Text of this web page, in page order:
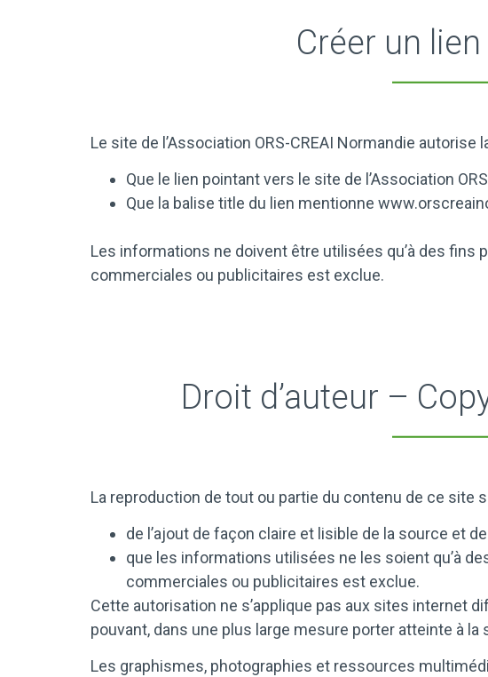
Créer un
Le site de l’Association ORS-CREAI Normandie
Que le lien pointant vers le site de l’Association
Que la balise title du lien mentionne
Les informations ne doivent être utilisées qu’à des
commerciales ou publicitaires est exclue.
Droit d’auteur –
La reproduction de tout ou partie du contenu de ce
de l’ajout de façon claire et lisible de la source et
que les informations utilisées ne les soient qu’à
commerciales ou publicitaires est exclue.
Cette autorisation ne s’applique pas aux sites internet
pouvant, dans une plus large mesure porter atteinte à
Les graphismes, photographies et ressources